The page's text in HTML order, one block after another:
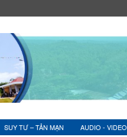
SUY TƯ – TẢN MẠN AUDIO - VIDEO